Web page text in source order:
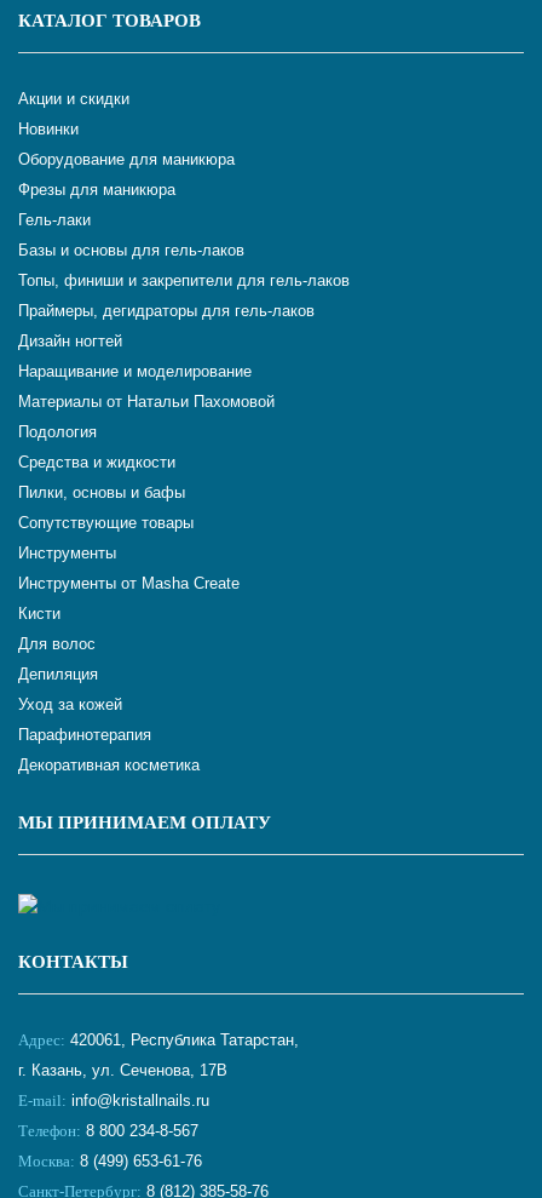
КАТАЛОГ ТОВАРОВ
Акции и скидки
Новинки
Оборудование для маникюра
Фрезы для маникюра
Гель-лаки
Базы и основы для гель-лаков
Топы, финиши и закрепители для гель-лаков
Праймеры, дегидраторы для гель-лаков
Дизайн ногтей
Наращивание и моделирование
Материалы от Натальи Пахомовой
Подология
Средства и жидкости
Пилки, основы и бафы
Сопутствующие товары
Инструменты
Инструменты от Masha Create
Кисти
Для волос
Депиляция
Уход за кожей
Парафинотерапия
Декоративная косметика
МЫ ПРИНИМАЕМ ОПЛАТУ
КОНТАКТЫ
Адрес: 420061, Республика Татарстан,
г. Казань, ул. Сеченова, 17В
E-mail: info@kristallnails.ru
Телефон: 8 800 234-8-567
Москва: 8 (499) 653-61-76
Санкт-Петербург: 8 (812) 385-58-76